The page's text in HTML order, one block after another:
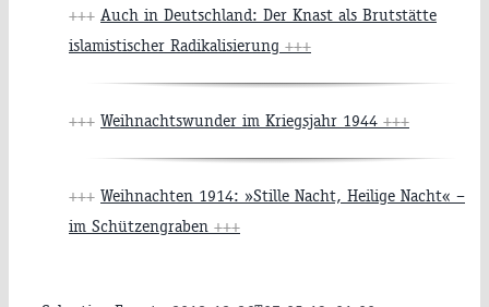
+++ Auch in Deutschland: Der Knast als Brutstätte
islamistischer Radikalisierung +++
+++ Weihnachtswunder im Kriegsjahr 1944 +++
+++ Weihnachten 1914: »Stille Nacht, Heilige Nacht« –
im Schützengraben +++